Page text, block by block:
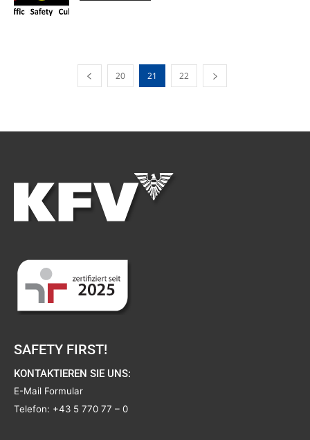
20 21 22
SAFETY FIRST!
KONTAKTIEREN SIE UNS:
E-Mail Formular
Telefon: +43 5 770 77 – 0